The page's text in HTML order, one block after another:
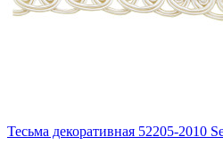
Тесьма декоративная 52205-2010